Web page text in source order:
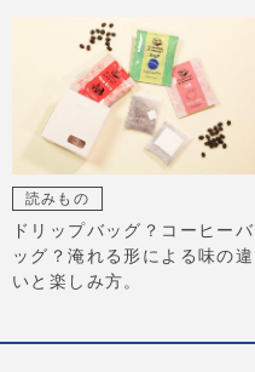
読みもの
ドリップバッグ？コーヒーバ
ッグ？淹れる形による味の違
いと楽しみ方。